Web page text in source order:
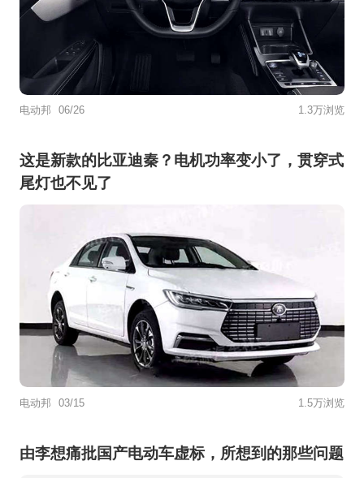
电动邦 06/26 1.3万浏览
这是新款的比亚迪秦？电机功率变小了，贯穿式
尾灯也不见了
电动邦 03/15 1.5万浏览
由李想痛批国产电动车虚标，所想到的那些问题